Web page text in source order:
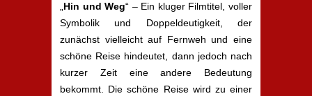
Hin und Weg“ – Ein kluger Filmtitel, voller
Symbolik und Doppeldeutigkeit, der
zunächst vielleicht auf Fernweh und eine
schöne Reise hindeutet, dann jedoch nach
kurzer Zeit eine andere Bedeutung
bekommt. Die schöne Reise wird zu einer